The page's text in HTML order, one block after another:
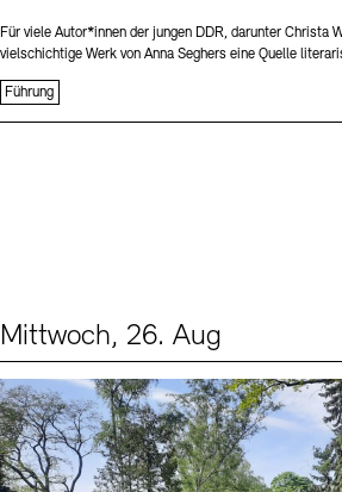
Für viele Autor*innen der jungen DDR, darunter Christa
vielschichtige Werk von Anna Seghers eine Quelle
Führung
Mittwoch, 26. Aug